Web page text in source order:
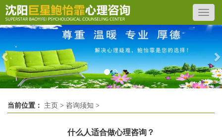
Previous
当前位置： 主页 > 咨询须知 >
什么人适合做心理咨询？